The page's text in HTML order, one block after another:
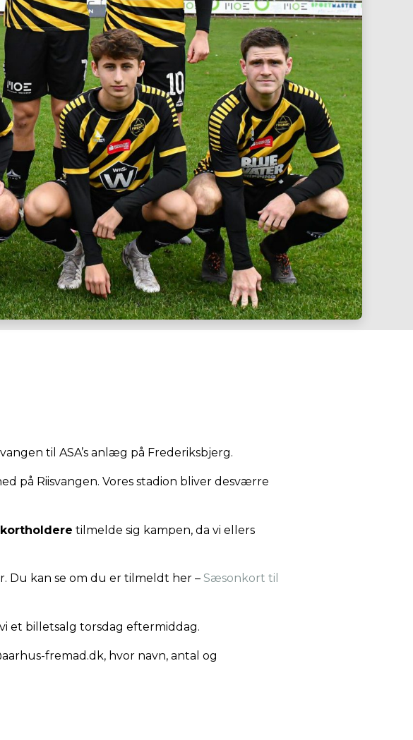
til ASA’s anlæg på Frederiksbjerg.
på Riisvangen. Vores stadion bliver desværre
tilmelde sig kampen, da vi ellers
Du kan se om du er tilmeldt her – Sæsonkort til
et billetsalg torsdag eftermiddag.
fremad.dk, hvor navn, antal og